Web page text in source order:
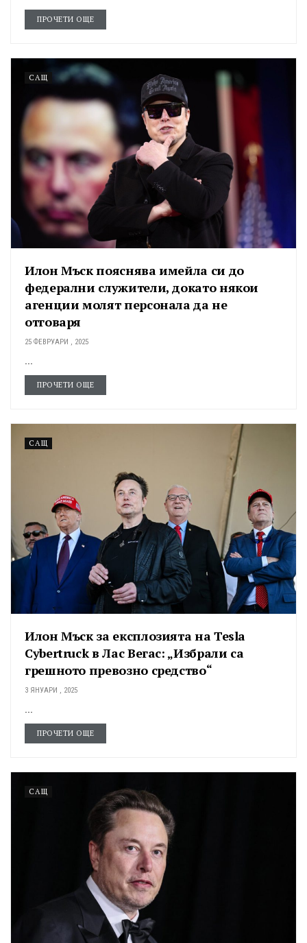
ПРОЧЕТИ ОЩЕ
САЩ
Илон Мъск пояснява имейла си до
федерални служители, докато някои
агенции молят персонала да не
отговаря
25 ФЕВРУАРИ , 2025
ПРОЧЕТИ ОЩЕ
САЩ
Илон Мъск за експлозията на Tesla
Cybertruck в Лас Вегас: „Избрали са
грешното превозно средство“
3 ЯНУАРИ , 2025
ПРОЧЕТИ ОЩЕ
САЩ